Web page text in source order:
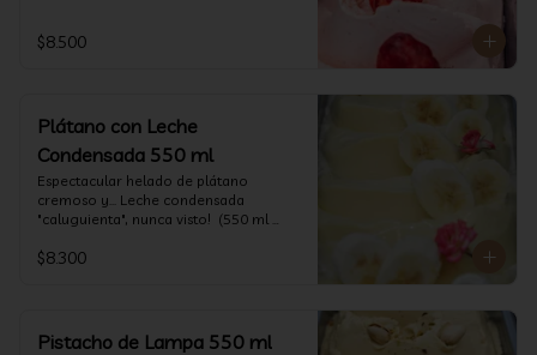
$8.500
Plátano con Leche
Condensada 550 ml
Espectacular helado de plátano
cremoso y... Leche condensada
"caluguienta", nunca visto!  (550 ml
$8.300
Pistacho de Lampa 550 ml